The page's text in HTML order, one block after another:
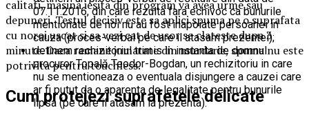
07.11.2016, din care rezulta fara echivoc ca bunurile
mentionate de noi nu au fost inapoiate persoanei in
cauza (proces-verbal pe care il atasam prezentei);
detinem rechizitoriul trimis in instanta de domnul
procuror Topală Teodor-Bogdan, un rechizitoriu in care
nu se mentioneaza o eventuala disjungere a cauzei care
ar fi putut da o aparenta de legalitate pentru bunurile
lipsa (pe care il atasam la prezenta).
calitati, masina iesita din program va avea urme sau
depuneri. Testul decisiv este sa aplici spuma pe o suprafata
cu noroi uscat si sa vezi cat de usor se clateste dupa 3
minute. Daca ramane jumatate din murdarie, spuma nu este
potrivita pentru touchless.
Cum protejezi suprafetele delicate